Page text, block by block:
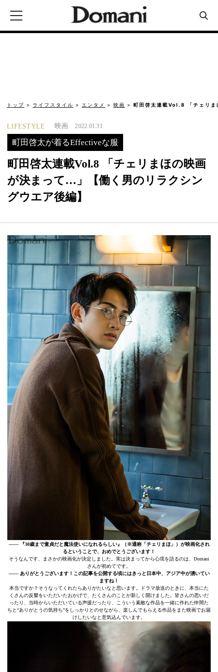
トップ ライフスタイル エンタメ 映画 町田啓太連載Vol.8 「チェリ
LIFESTYLE 映画 2022.01.31
町田啓太が着るEffectiveな服
町田啓太連載Vol.8 「チェリまほの映画
が決まって…」【働く男のリラクシン
グウエア後編】
–––– 『30歳まで童貞だと魔法使いになれるらしい』（※通称「チェリまほ」）が映画化され
るということで、おめでとうございます！
そうなんです、まさかの映画化が決定しました。実は決まってから心境を語るのは、Domani
さんが初めてです。
–––– ありがとうございます！この記事を公開する頃にはきっと日本中、アジア中が湧いてい
ますね！
本当ですか？そうなってくれたらありがたいなと思います。ドラマ放送のときに、本当にた
くさんの反響をいただいたおかげで、たくさんのことが新しく開けました。皆さんの思いだ
ったり、当時からいただいている声援だったり、こういう素敵な作品を一緒に作れた仲間た
ちと“ありがとうの気持ち”をしっかりとのせながら、楽しんでもらえる作品をまた映画でお届
けしたいなと意気込んでいます。